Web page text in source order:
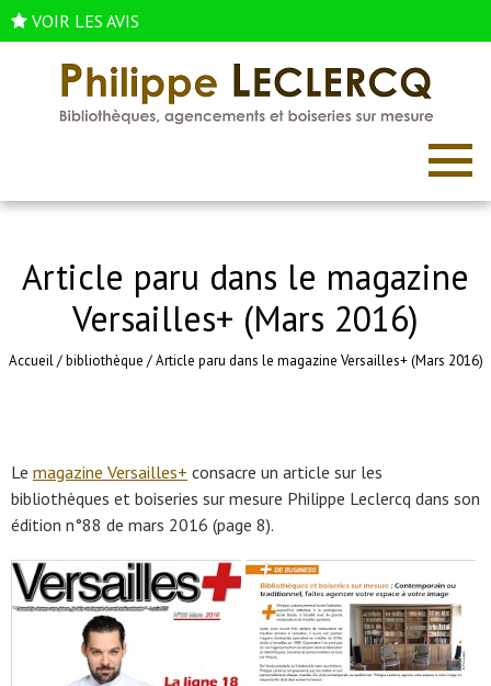
VOIR LES AVIS
Article paru dans le magazine
Versailles+ (Mars 2016)
Accueil/bibliothèque /Article paru dans le magazine Versailles+ (Mars 2016)
Le magazine Versailles+ consacre un article sur les
bibliothèques et boiseries sur mesure Philippe Leclercq dans son
édition n°88 de mars 2016 (page 8).